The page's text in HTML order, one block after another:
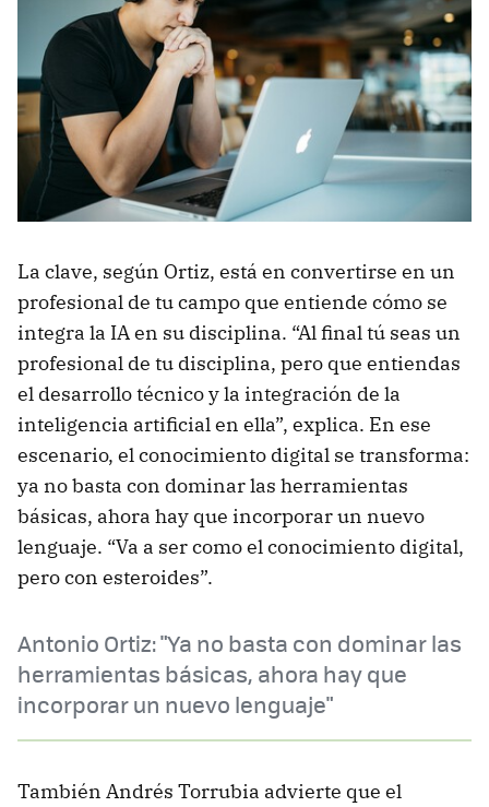
La clave, según Ortiz, está en convertirse en un
profesional de tu campo que entiende cómo se
integra la IA en su disciplina. “Al final tú seas un
profesional de tu disciplina, pero que entiendas
el desarrollo técnico y la integración de la
inteligencia artificial en ella”, explica. En ese
escenario, el conocimiento digital se transforma:
ya no basta con dominar las herramientas
básicas, ahora hay que incorporar un nuevo
lenguaje. “Va a ser como el conocimiento digital,
pero con esteroides”.
Antonio Ortiz: "Ya no basta con dominar las
herramientas básicas, ahora hay que
incorporar un nuevo lenguaje"
También Andrés Torrubia advierte que el